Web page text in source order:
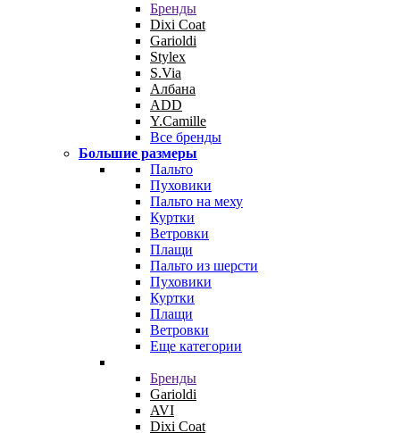
Бренды
Dixi Coat
Garioldi
Stylex
S.Via
Албана
ADD
Y.Camille
Все бренды
Большие размеры
Пальто
Пуховики
Пальто на меху
Куртки
Ветровки
Плащи
Пальто из шерсти
Пуховики
Куртки
Плащи
Ветровки
Еще категории
Бренды
Garioldi
AVI
Dixi Coat